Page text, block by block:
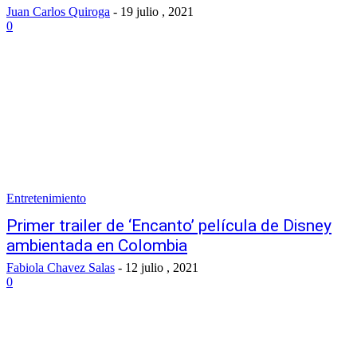
Juan Carlos Quiroga - 19 julio , 2021
0
Entretenimiento
Primer trailer de ‘Encanto’ película de Disney
ambientada en Colombia
Fabiola Chavez Salas - 12 julio , 2021
0